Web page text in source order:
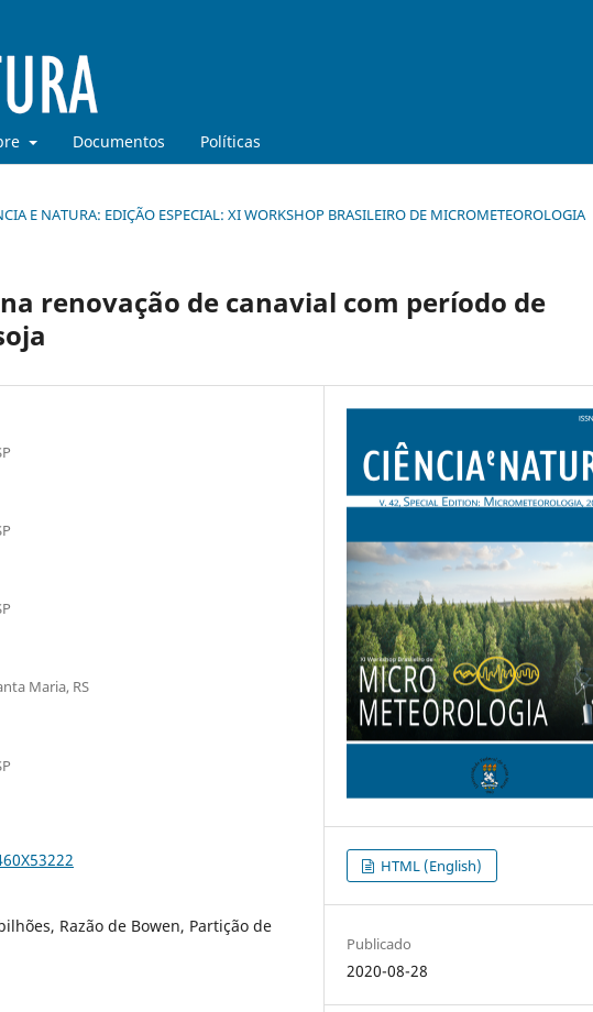
Documentos Políticas
E NATURA: EDIÇÃO ESPECIAL: XI WORKSHOP BRASILEIRO DE MICROMETEOROLOGIA
renovação de canavial com período de
Maria, RS
Razão de Bowen, Partição de
HTML (English)
Publicado
2020-08-28